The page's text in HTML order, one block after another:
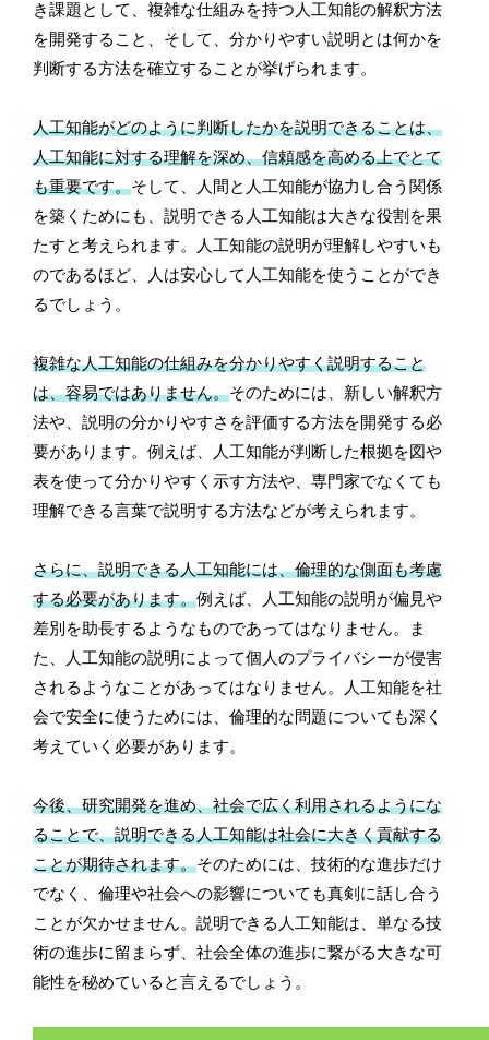
き課題として、複雑な仕組みを持つ人工知能の解釈方法
を開発すること、そして、分かりやすい説明とは何かを
判断する方法を確立することが挙げられます。
人工知能がどのように判断したかを説明できることは、
人工知能に対する理解を深め、信頼感を高める上でとて
も重要です。そして、人間と人工知能が協力し合う関係
を築くためにも、説明できる人工知能は大きな役割を果
たすと考えられます。人工知能の説明が理解しやすいも
のであるほど、人は安心して人工知能を使うことができ
るでしょう。
複雑な人工知能の仕組みを分かりやすく説明すること
は、容易ではありません。そのためには、新しい解釈方
法や、説明の分かりやすさを評価する方法を開発する必
要があります。例えば、人工知能が判断した根拠を図や
表を使って分かりやすく示す方法や、専門家でなくても
理解できる言葉で説明する方法などが考えられます。
さらに、説明できる人工知能には、倫理的な側面も考慮
する必要があります。例えば、人工知能の説明が偏見や
差別を助長するようなものであってはなりません。ま
た、人工知能の説明によって個人のプライバシーが侵害
されるようなことがあってはなりません。人工知能を社
会で安全に使うためには、倫理的な問題についても深く
考えていく必要があります。
今後、研究開発を進め、社会で広く利用されるようにな
ることで、説明できる人工知能は社会に大きく貢献する
ことが期待されます。そのためには、技術的な進歩だけ
でなく、倫理や社会への影響についても真剣に話し合う
ことが欠かせません。説明できる人工知能は、単なる技
術の進歩に留まらず、社会全体の進歩に繋がる大きな可
能性を秘めていると言えるでしょう。